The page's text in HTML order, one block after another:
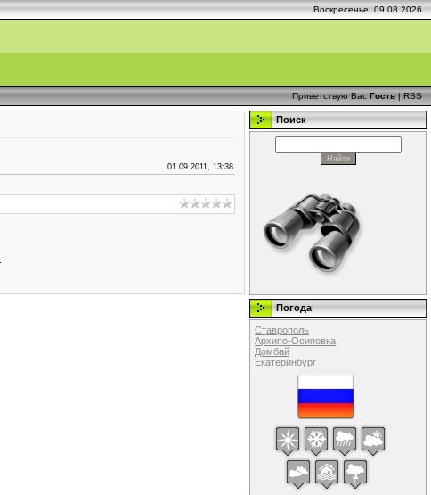
Воскресенье, 09.08.2026
Приветствую Вас Гость|RSS
01.09.2011, 13:38
Поиск
Погода
Ставрополь
Архипо-Осиповка
Домбай
Екатеринбург